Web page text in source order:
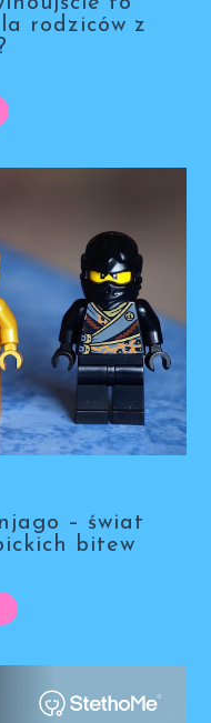
rodziców z
– świat
bitew